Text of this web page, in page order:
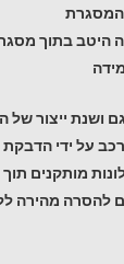
המסגרת
היטב בתוך
ושנת ייצור של
על ידי
להסרה מהירה